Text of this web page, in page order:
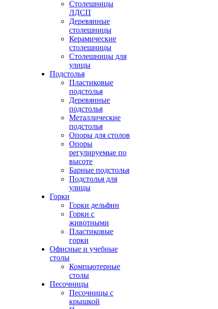
Столешницы
ЛДСП
Деревянные
столешницы
Керамические
столешницы
Столешницы для
улицы
Подстолья
Пластиковые
подстолья
Деревянные
подстолья
Металлические
подстолья
Опоры для столов
Опоры
регулируемые по
высоте
Барные подстолья
Подстолья для
улицы
Горки
Горки дельфин
Горки с
животными
Пластиковые
горки
Офисные и учебные
столы
Компьютерные
столы
Песочницы
Песочницы с
крышкой